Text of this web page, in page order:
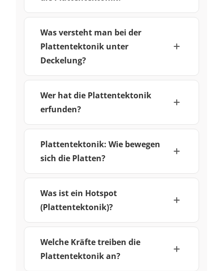
Was versteht man bei der
Plattentektonik unter
Deckelung?
Wer hat die Plattentektonik
erfunden?
Plattentektonik: Wie bewegen
sich die Platten?
Was ist ein Hotspot
(Plattentektonik)?
Welche Kräfte treiben die
Plattentektonik an?